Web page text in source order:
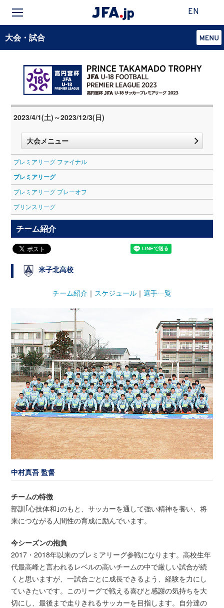
EN
大会・試合
2023/4/1(土)～2023/12/3(日)
大会メニュー
プレミアリーグ ファイナル
プレミアリーグ
プレミアリーグ プレーオフ
プリンスリーグ
チーム紹介
米子北高校
チーム紹介 ｜ スケジュール ｜ 選手一覧
中村真吾 監督
チームの特徴
部訓｢心技体和｣のもと、サッカーを通して強い精神を養い、将
来につながる人間性の育成に励んでいます。
今シーズンの抱負
2017・2018年以来のプレミアリーグ参戦になります。高校生年
代最高峰と言われるレベルの高いチームの中で厳しい試合が続
くと思いますが、一試合ごとに成長できるよう、経験を力にし
ていきたいです。このリーグで戦える喜びと感謝の気持ちを大
切にし、最後まで走りきれるサッカーを目指します。自分達の